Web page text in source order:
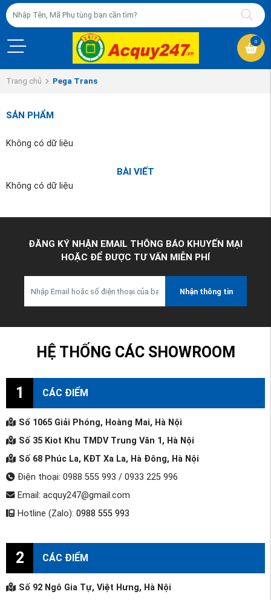
0
Trang chủ Pega Trans
SẢN PHẨM
Không có dữ liệu
BÀI VIẾT
Không có dữ liệu
ĐĂNG KÝ NHẬN EMAIL THÔNG BÁO KHUYẾN MẠI
HOẶC ĐỂ ĐƯỢC TƯ VẤN MIỄN PHÍ
Nhận thông tin
HỆ THỐNG CÁC SHOWROOM
1 CÁC ĐIỂM
Số 1065 Giải Phóng, Hoàng Mai, Hà Nội
Số 35 Kiot Khu TMDV Trung Văn 1, Hà Nội
Số 68 Phúc La, KĐT Xa La, Hà Đông, Hà Nội
Điện thoại: 0988 555 993 / 0933 225 996
Email: acquy247@gmail.com
Hotline (Zalo): 0988 555 993
2 CÁC ĐIỂM
Số 92 Ngô Gia Tự, Việt Hưng, Hà Nội